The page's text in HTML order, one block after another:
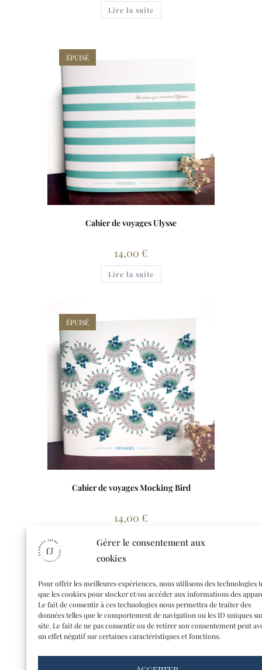
Gérer le consentement aux
cookies
Pour offrir les meilleures expériences, nous utilisons des technologies
que les cookies pour stocker et/ou accéder aux informations des
Le fait de consentir à ces technologies nous permettra de traiter des
données telles que le comportement de navigation ou les ID uniques
site. Le fait de ne pas consentir ou de retirer son consentement peut
un effet négatif sur certaines caractéristiques et fonctions.
Lire la suite
ÉPUISÉ
Cahier de voyages Ulysse
14,00 €
Lire la suite
ÉPUISÉ
Cahier de voyages Mocking Bird
14,00 €
Lire la suite